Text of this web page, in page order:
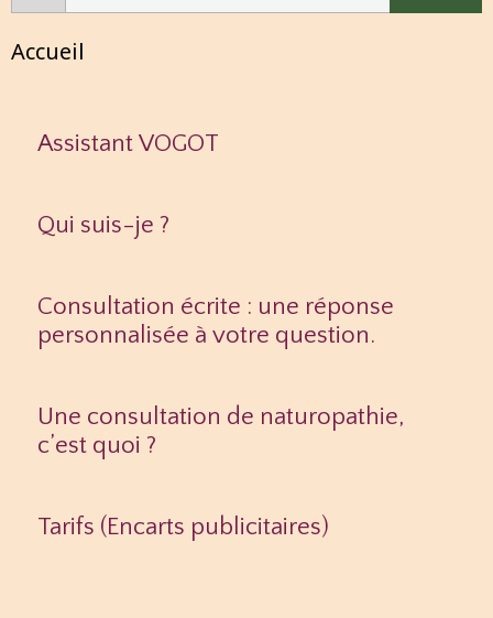
Accueil
Assistant VOGOT
Qui suis-je ?
Consultation écrite : une réponse
personnalisée à votre question.
Une consultation de naturopathie,
c’est quoi ?
Tarifs (Encarts publicitaires)